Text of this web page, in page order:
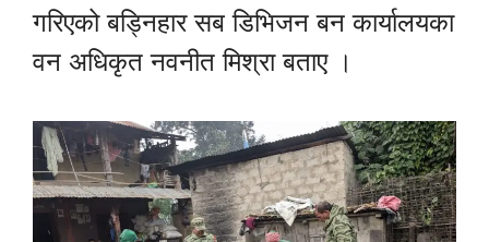
गरिएको बड्निहार सब डिभिजन बन कार्यालयका
वन अधिकृत नवनीत मिश्रा बताए ।